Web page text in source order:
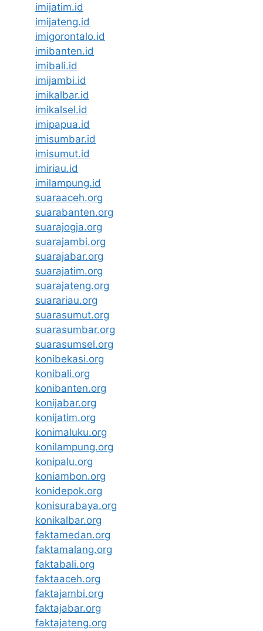
imijatim.id
imijateng.id
imigorontalo.id
imibanten.id
imibali.id
imijambi.id
imikalbar.id
imikalsel.id
imipapua.id
imisumbar.id
imisumut.id
imiriau.id
imilampung.id
suaraaceh.org
suarabanten.org
suarajogja.org
suarajambi.org
suarajabar.org
suarajatim.org
suarajateng.org
suarariau.org
suarasumut.org
suarasumbar.org
suarasumsel.org
konibekasi.org
konibali.org
konibanten.org
konijabar.org
konijatim.org
konimaluku.org
konilampung.org
konipalu.org
koniambon.org
konidepok.org
konisurabaya.org
konikalbar.org
faktamedan.org
faktamalang.org
faktabali.org
faktaaceh.org
faktajambi.org
faktajabar.org
faktajateng.org